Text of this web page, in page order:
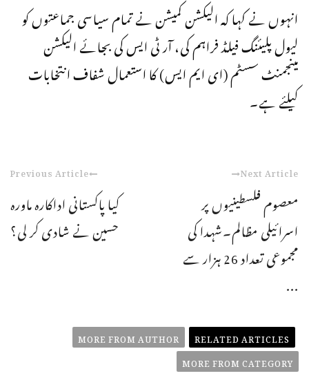
انہوں نے کہا کہ الیکشن کمیشن نے تمام سیاسی جماعتوں کو
لیول پلیئنگ فیلڈ فراہم کی، آر ٹی ایس کی بجائے الیکشن
مینجمنٹ سسٹم (ای ایم ایس) کا استعمال شفاف انتخابات
کیلئے ہے۔
Previous Article
کیا پاکستانی اداکارہ ماورہ
حسین نے شادی کر لی؟
Next Article
معصوم فلسطینیوں پر
اسرائیلی مظالم۔شہدا کی
مجموعی تعداد 26 ہزار سے
...
RELATED ARTICLES
MORE FROM AUTHOR
MORE FROM CATEGORY